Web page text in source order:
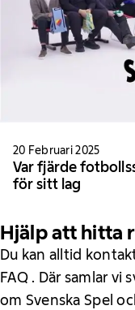
20 Februari 2025
Var fjärde
för sitt lag
Hjälp att hitta
Du kan alltid
FAQ . Där samlar vi
om Svenska Spel